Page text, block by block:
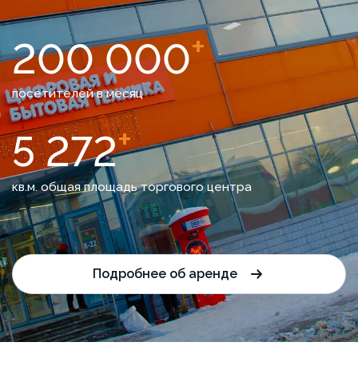
200 000+
посетителей в месяц
5 272+
кв.м. общая площадь торгового центра
Подробнее об аренде